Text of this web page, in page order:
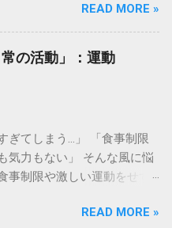
めの考え方と、今日からす
紹介します。特別な食材を
する必要はありません。
に優しい食事環境を整え
とはありませんか。実は、
を制限するか」よりも「何
ィブな視点です。 必要な栄
識 私たちの身体は、食べた
スの取れた食事とは、炭水
僕の習慣と、理想のボディ
的な環境、それぞれの選択
コツ！体質改善を目指す具
く続けられるエクササイズ
を目指すパーソナルトレー
指す無料体験はこちら]
もあるものです。健康管理
や家事に追われてつい後回
をつければ良いのか分か
と、どうしてもモチベーシ
READ MORE »
の活動」：運動
ぎてしまう…」 「食事制限
気力もない」 そんな風に悩
制限や激しい運動をせず
僕の習慣と、理想のボディ
READ MORE »